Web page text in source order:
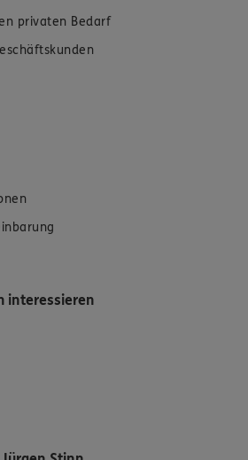
privaten Bedarf
interessieren